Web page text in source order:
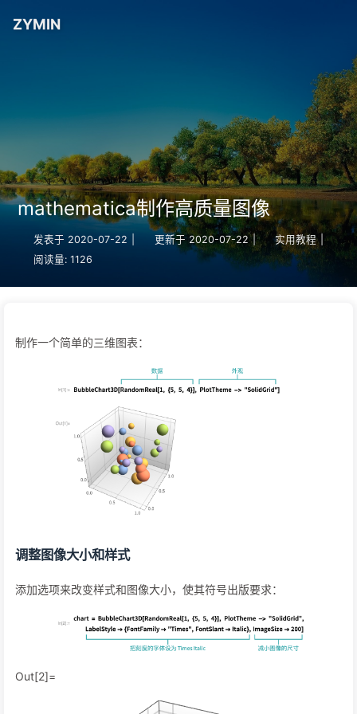
ZYMIN
mathematica制作高质量图像
发表于 2020-07-22 更新于 2020-07-22 | 实用教程
阅读量: 1126
制作一个简单的三维图表：
调整图像大小和样式
添加选项来改变样式和图像大小，使其符号出版要求：
Out[2]=